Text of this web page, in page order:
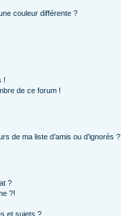
couleur différente ?
!
de ce forum !
de ma liste d’amis ou d’ignorés ?
?
?!
et sujets ?